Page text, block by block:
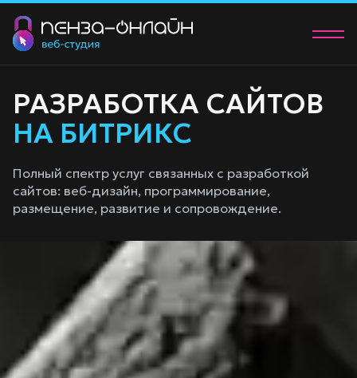
Услуги
Контакты
+7 (902) 205-83-00
manager@58studio.ru
Обсудить проект
РАЗРАБОТКА САЙТОВ
НА БИТРИКС
Полный спектр услуг связанных с разработкой
сайтов: веб-дизайн, программирование,
размещение, развитие и сопровождение.